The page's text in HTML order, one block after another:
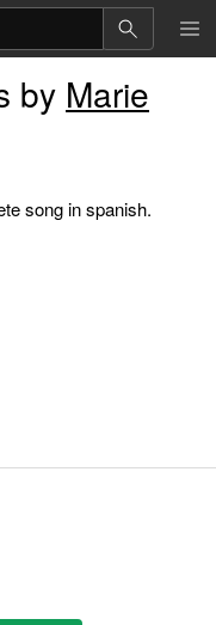
by Marie
song in spanish.